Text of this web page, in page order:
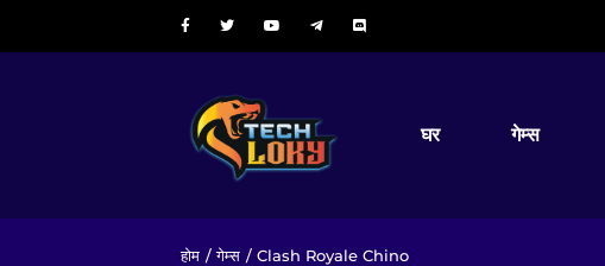
घर गेम्स
होम /गेम्स / Clash Royale Chino